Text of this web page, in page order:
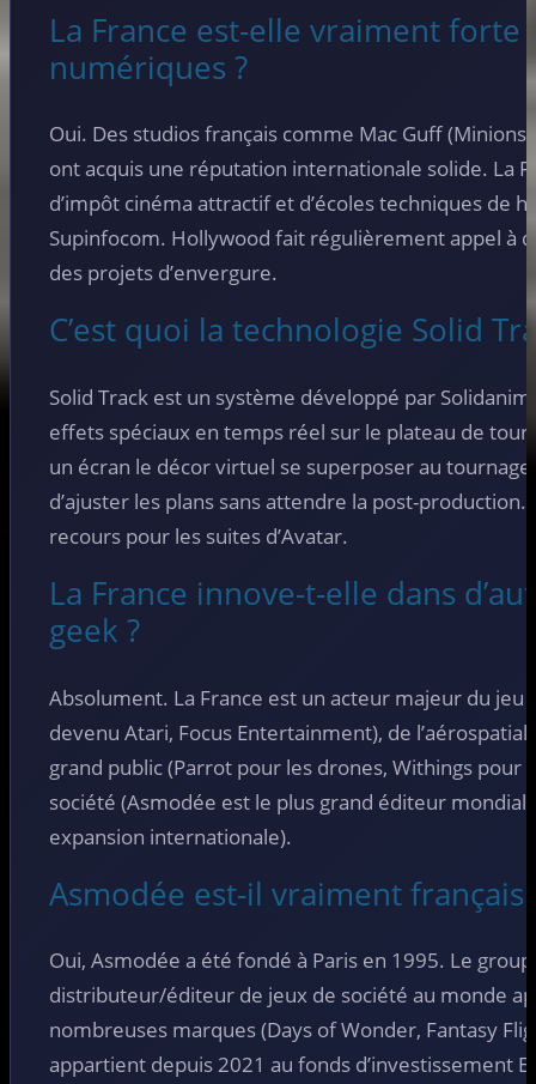
La France est-elle vraiment forte
numériques ?
Oui. Des studios français comme Mac Guff
ont acquis une réputation internationale solide. La
d’impôt cinéma attractif et d’écoles techniques de
Supinfocom. Hollywood fait régulièrement appel à
des projets d’envergure.
C’est quoi la technologie Solid
Solid Track est un système développé par
effets spéciaux en temps réel sur le plateau de
un écran le décor virtuel se superposer au
d’ajuster les plans sans attendre la post-production.
recours pour les suites d’Avatar.
La France innove-t-elle dans
geek ?
Absolument. La France est un acteur majeur du jeu
devenu Atari, Focus Entertainment), de
grand public (Parrot pour les drones, Withings pour
société (Asmodée est le plus grand éditeur mondial
expansion internationale).
Asmodée est-il vraiment français
Oui, Asmodée a été fondé à Paris en 1995. Le
distributeur/éditeur de jeux de société au monde
nombreuses marques (Days of Wonder, Fantasy
appartient depuis 2021 au fonds d’investissement